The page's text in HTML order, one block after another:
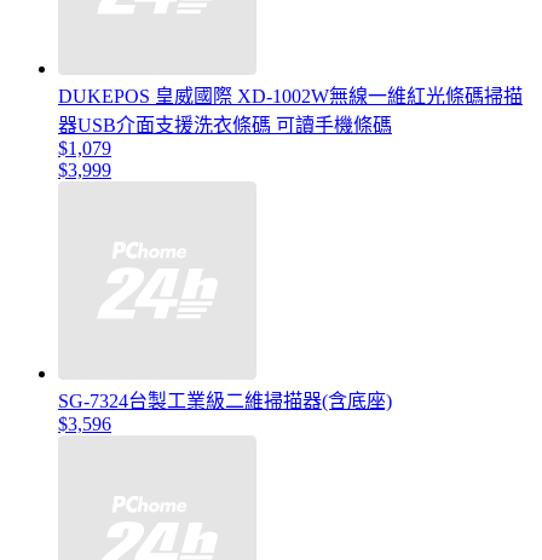
DUKEPOS 皇威國際 XD-1002W無線一維紅光條碼掃描
器USB介面支援洗衣條碼 可讀手機條碼
$1,079
$3,999
SG-7324台製工業級二維掃描器(含底座)
$3,596